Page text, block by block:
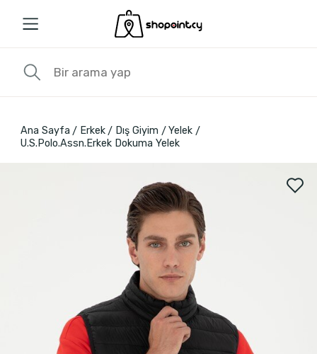
Ana Sayfa Erkek Dış Giyim
Yelek
U.S.Polo.Assn.Erkek Dokuma Yelek